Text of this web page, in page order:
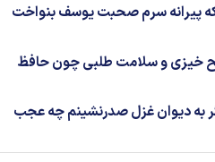
پیرانه سرم صحبت یوسف بنواخت
خیزی و سلامت طلبی چون حافظ
به دیوان غزل صدرنشینم چه عجب